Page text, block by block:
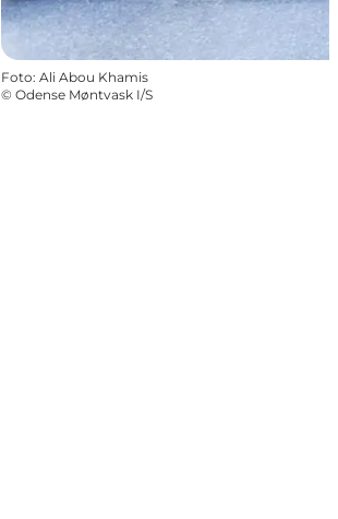
Foto: Ali Abou Khamis
© Odense Møntvask I/S